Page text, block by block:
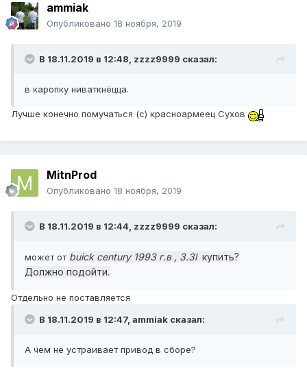
ammiak
Опубликовано 18 ноября, 2019
В 18.11.2019 в 12:48, zzzz9999 сказал:
в каропку ниваткнёцца.
Лучше конечно помучаться (с) красноармеец Сухов
MitnProd
Опубликовано 18 ноября, 2019
В 18.11.2019 в 12:44, zzzz9999 сказал:
может от buick century 1993 г.в , 3.3lкупить?
Должно подойти.
Отдельно не поставляется
В 18.11.2019 в 12:47, ammiak сказал:
А чем не устраивает привод в сборе?